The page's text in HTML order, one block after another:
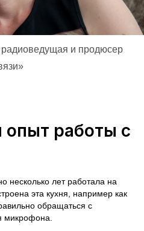
и продюсер
опыт работы с
несколько лет работала на
эта кухня, например как
обращаться с
микрофона.